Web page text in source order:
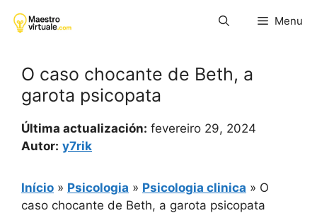
para
Menu
O caso chocante de Beth, a
garota psicopata
Última actualización: fevereiro 29, 2024
Autor: y7rik
Início » Psicologia » Psicologia clinica » O
caso chocante de Beth, a garota psicopata